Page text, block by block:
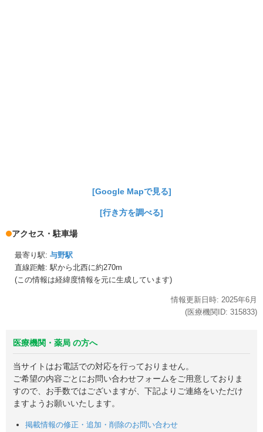
[Google Mapで見る]
[行き方を調べる]
アクセス・駐車場
最寄り駅: 与野駅
直線距離: 駅から北西に約270m
(この情報は経緯度情報を元に生成しています)
情報更新日時: 2025年6月
(医療機関ID: 315833)
医療機関・薬局 の方へ
当サイトはお電話での対応を行っておりません。
ご希望の内容ごとにお問い合わせフォームをご用意しておりま
すので、お手数ではございますが、下記よりご連絡をいただけ
ますようお願いいたします。
掲載情報の修正・追加・削除のお問い合わせ